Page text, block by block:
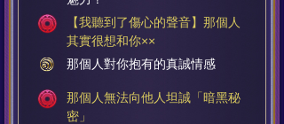
【我聽到了傷心的聲音】那個人
其實很想和你××
那個人對你抱有的真誠情感
那個人無法向他人坦誠「暗黑秘
密」